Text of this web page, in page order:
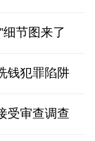
细节图来了
钱犯罪陷阱
受审查调查